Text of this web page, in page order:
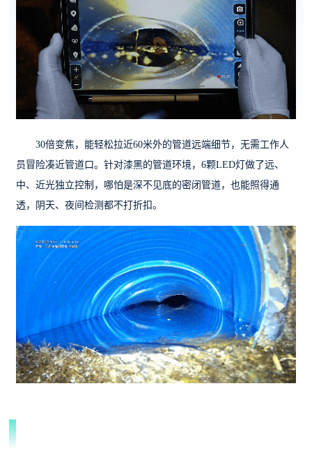
30倍变焦 ，能轻松拉近60米外的管道远端细节，无需工作人
员冒险凑近管道口。针对漆黑的管道环境，6颗LED灯做了远、
中、近光独立控制，哪怕是深不见底的密闭管道，也能照得通
透，阴天、夜间检测都不打折扣。